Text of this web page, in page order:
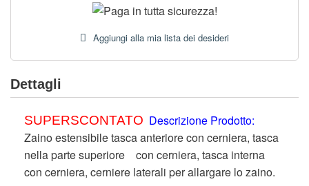
Aggiungi alla mia lista dei desideri
Dettagli
SUPERSCONTATO Descrizione Prodotto:
Zaino estensibile tasca anteriore con cerniera, tasca
nella parte superiore con cerniera, tasca interna
con cerniera, cerniere laterali per allargare lo zaino.